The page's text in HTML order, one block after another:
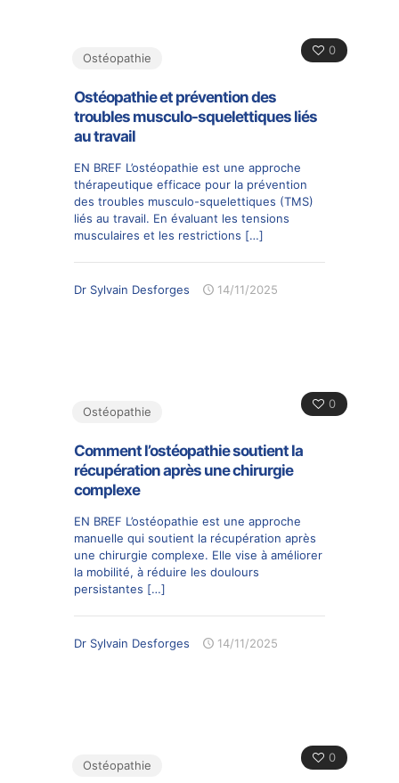
0
Ostéopathie
Ostéopathie et prévention des
troubles musculo-squelettiques liés
au travail
EN BREF L’ostéopathie est une approche
thérapeutique efficace pour la prévention
des troubles musculo-squelettiques (TMS)
liés au travail. En évaluant les tensions
musculaires et les restrictions […]
Dr Sylvain Desforges 14/11/2025
0
Ostéopathie
Comment l’ostéopathie soutient la
récupération après une chirurgie
complexe
EN BREF L’ostéopathie est une approche
manuelle qui soutient la récupération après
une chirurgie complexe. Elle vise à améliorer
la mobilité, à réduire les doulours
persistantes […]
Dr Sylvain Desforges 14/11/2025
0
Ostéopathie